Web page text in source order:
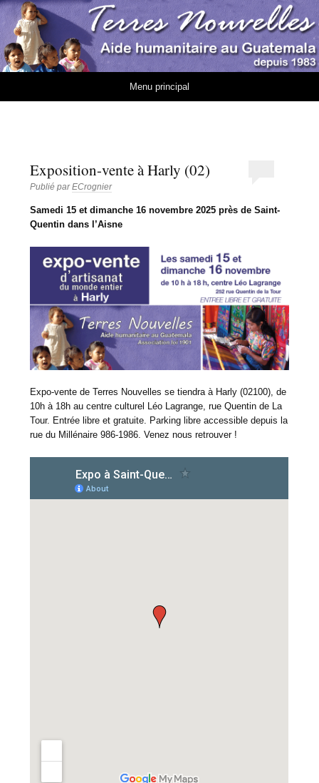
Association Terres
Nouvelles
AIDE HUMANITAIRE AU GUATEMALA DEPUIS 1983
Menu principal
Exposition-vente à Harly (02)
Publié parECrognier
Samedi 15 et dimanche 16 novembre 2025 près de Saint-
Quentin dans l’Aisne
Expo-vente de Terres Nouvelles se tiendra à Harly (02100), de
10h à 18h au centre culturel Léo Lagrange, rue Quentin de La
Tour. Entrée libre et gratuite. Parking libre accessible depuis la
rue du Millénaire 986-1986. Venez nous retrouver !